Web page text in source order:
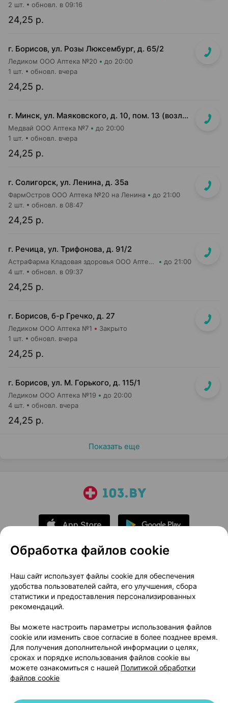
24,25 р.
2 шт. обновл. в 09:16
г. Борисов, ул. Розы Люксембург, д. 65/2
Ледиком ООО Аптека №20 до 20:00
24,25 р.
1 шт. обновл. вчера
г. Минск, ул. Маяковского, д. 10, пом. 13 (возле Пиццы Мании)
Медвай ООО Аптека №7 до 20:00
24,25 р.
1 шт. обновл. вчера
г. Солигорск, ул. Ленина, д. 35а
ФармОстров ООО Аптека №20 на Ленина до 21:00
24,25 р.
2 шт. обновл. в 08:47
г. Речица, ул. Трифонова, д. 91/2
АстраФарма Кладовая здоровья ООО Аптека №19 до 21:00
24,25 р.
4 шт. обновл. в 09:37
г. Борисов, б-р Гречко, д. 27
Ледиком ООО Аптека №1 Закрыто
24,25 р.
1 шт. обновл. вчера
г. Борисов, ул. М. Горького, д. 115/1
Ледиком ООО Аптека №19 до 20:00
24,25 р.
4 шт. обновл. вчера
Показать еще
О проекте
Новости проекта
Размещение рекламы
Медицинский маркетинг
Публичный договор
Доставка
Способы оплаты
Вакансии
Партнеры
Написать руководителю 103.by
Написать в поддержку
Персональные настройки Cookie
Обработка файлов cookie
Наш сайт использует файлы cookie для обеспечения
удобства пользователей сайта, его улучшения, сбора
статистики и предоставления персонализированных
рекомендаций.
Вы можете настроить параметры использования файлов
cookie или изменить свое согласие в более позднее время.
Для получения дополнительной информации о целях,
сроках и порядке использования файлов cookie вы
можете ознакомиться с нашей Политикой обработки
файлов cookie